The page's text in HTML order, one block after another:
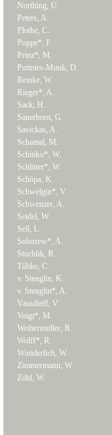
Northing, U.
Peters, A.
Plothe, C.
Poppe*, F.
Prinz*, M.
Puttnies-Munk, D.
Reinke, W.
Rieger*, A.
Sack, H.
Sauerborn, G.
Savickas, A.
Schamal, M.
Schinko*, W.
Schlüter*, W.
Schöpa, K.
Schwelgin*, V.
Schwenzer, A.
Seidel, W.
Sell, L.
Solotzew*, A.
Stuchlik, R.
Tübke, C.
v. Stenglin, K.
v. Stenglin*, A.
Vassilieff, V.
Voigt*, M.
Weihermüller, R.
Wolff*, R.
Wunderlich, W.
Zimmermann, W.
Zöhl, W.